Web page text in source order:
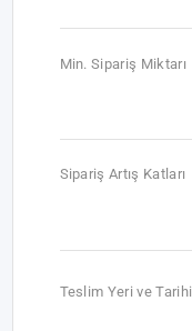
Min. Sipariş Miktarı
Sipariş Artış Katları
Teslim Yeri ve Tarihi